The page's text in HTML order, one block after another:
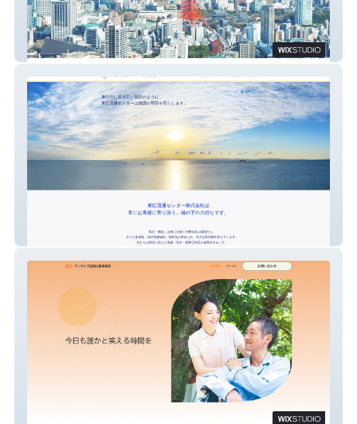
山栄機設有限会社
東紅流通センター株式会社